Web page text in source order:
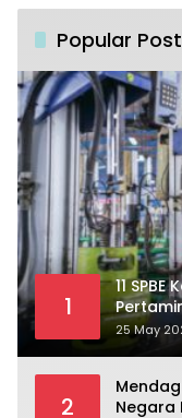
Popular
1
11
25 May
2
Mendag
Negara